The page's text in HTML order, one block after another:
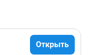
Открыть